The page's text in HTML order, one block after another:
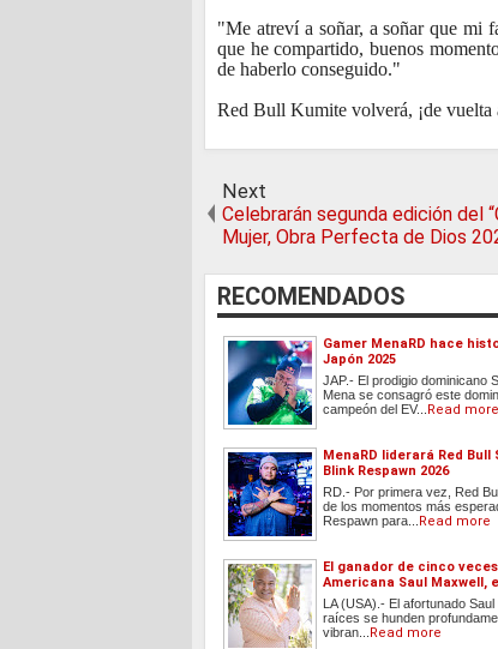
"Me atreví a soñar, a soñar que mi
que he compartido, buenos
de haberlo conseguido."
Red Bull Kumite volverá, ¡de vuelta
Next
Celebrarán segunda edición del
Mujer, Obra Perfecta de Dios
RECOMENDADOS
Gamer MenaRD hace
Japón 2025
JAP.- El prodigio dominicano
Mena se consagró este
campeón del EV... Read more
MenaRD liderará Red Bull
Blink Respawn 2026
RD.- Por primera vez, Red
de los momentos más
Respawn para... Read more
El ganador de cinco
Americana Saul Maxwell,
LA (USA).- El afortunado
raíces se hunden
vibran... Read more